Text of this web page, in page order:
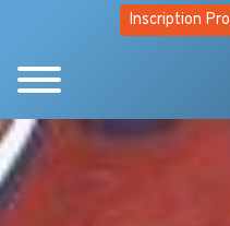
Inscription Pro